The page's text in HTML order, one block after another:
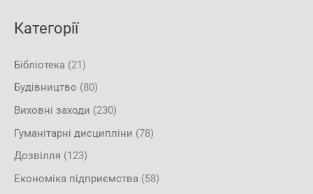
Категорії
Бібліотека (21)
Будівництво (80)
Виховні заходи (230)
Гуманітарні дисципліни (78)
Дозвілля (123)
Економіка підприємства (58)